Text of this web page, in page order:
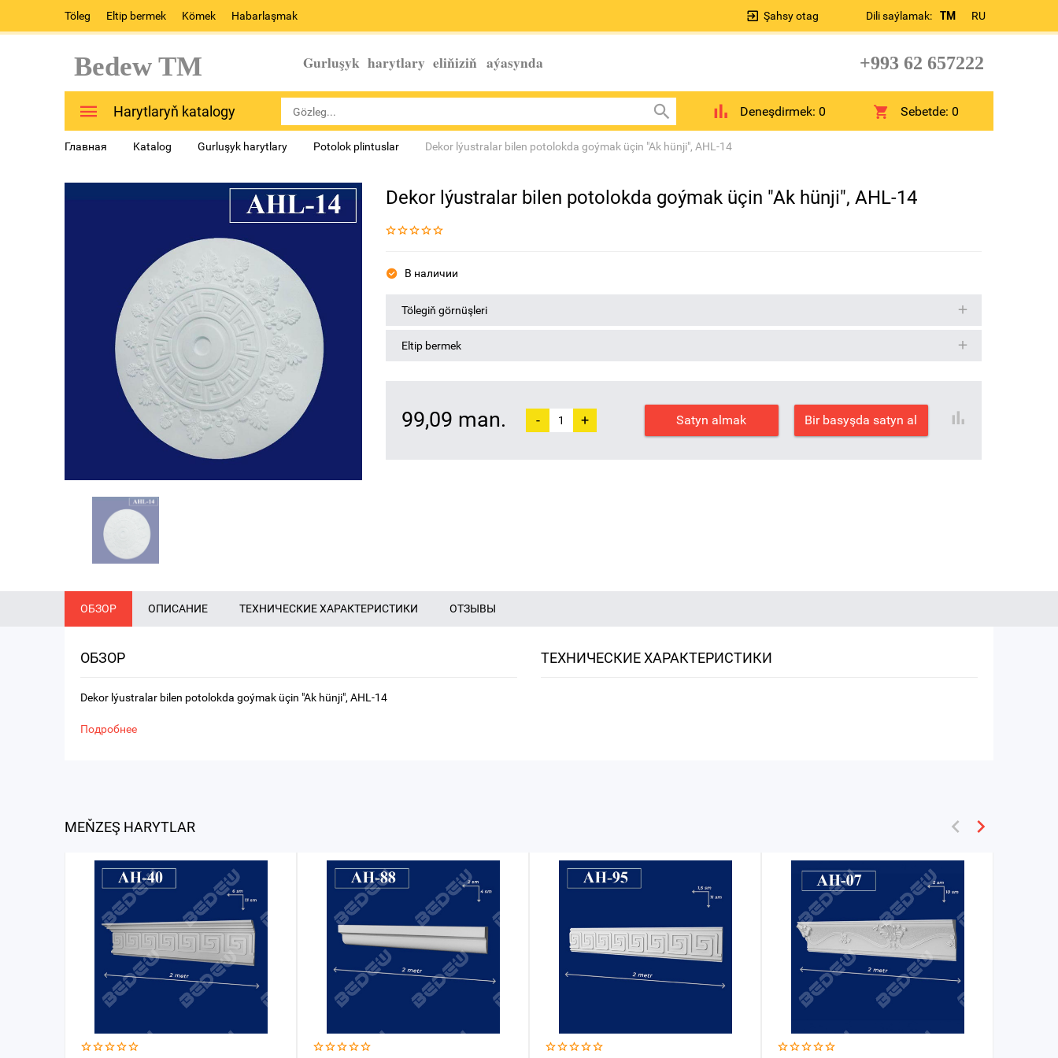
Töleg Eltip bermek Kömek Habarlaşmak Dili saýlamak: TM RU
Şahsy otag
Bedew TM Gurluşyk harytlary eliňiziň aýasynda +993 62 657222
Harytlaryň katalogy Deneşdirmek: 0 Sebetde:0
Главная Katalog Gurluşyk harytlary Potolok plintuslar Dekor lýustralar bilen potolokda goýmak üçin "Ak hünji", AHL-14
Dekor lýustralar bilen potolokda goýmak üçin "Ak hünji", AHL-14
В наличии
Tölegiň görnüşleri
Eltip bermek
99,09 man. - + Satyn almak Bir basyşda satyn al
ОБЗОР ОПИСАНИЕ ТЕХНИЧЕСКИЕ ХАРАКТЕРИСТИКИ ОТЗЫВЫ
ОБЗОР
Dekor lýustralar bilen potolokda goýmak üçin "Ak hünji", AHL-14
Подробнее
ТЕХНИЧЕСКИЕ ХАРАКТЕРИСТИКИ
MEŇZEŞ HARYTLAR